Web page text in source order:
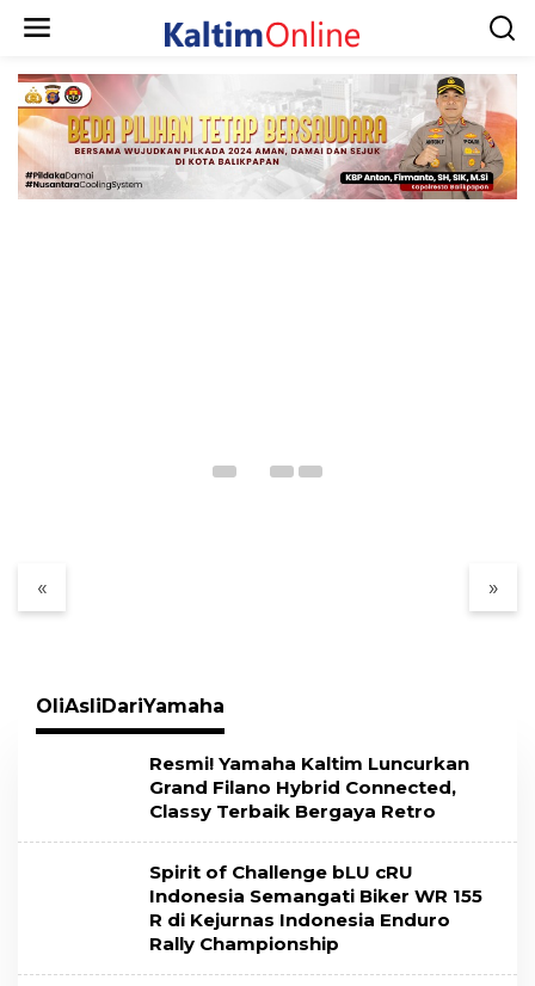
SPORT
Yamaha FreeGo, Si Motor Praktis dan
Nyaman
11/11/2021 9 : 35 AM
« »
Umum Porda VII
OliAsliDariYamaha
Resmi! Yamaha Kaltim Luncurkan
Grand Filano Hybrid Connected,
Classy Terbaik Bergaya Retro
Spirit of Challenge bLU cRU
Indonesia Semangati Biker WR 155
R di Kejurnas Indonesia Enduro
Rally Championship